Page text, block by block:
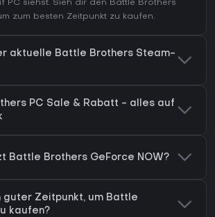
PC siehst. Sieh dir den Battle Brothers
zum besten Zeitpunkt zu kaufen.
aktuelle Battle Brothers Steam-
PC Sale & Rabatt - alles auf
Battle Brothers GeForce NOW?
guter Zeitpunkt, um Battle
kaufen?